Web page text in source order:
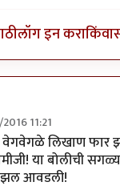
लॉग इन कराकिंवा
11:21
वेगवेगळे लिखाण फार
या बोलीची
आवडली!